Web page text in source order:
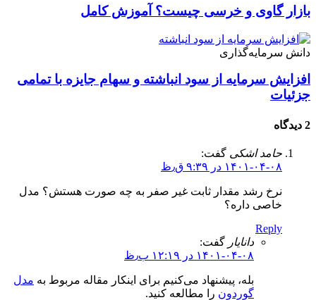
بازار گاوی و خرسی چیست؟ آموزش کامل
دانش سرمایه‌گذاری
افزایش سرمایه از سود انباشته و سهام جایزه با تمامی
جزئیات
2 دیدگاه
حامد اشکی گفت:
۱۴۰۱-۰۴-۰۸ در ۹:۳۹ ق٫ظ
نرخ رشد مقدار ثابت غیر صفر به چه صورت هستش؟ مدل
خاصی داره؟
Reply
دانایار گفت:
۱۴۰۱-۰۴-۰۸ در ۱۲:۱۹ ب٫ظ
بله، پیشنهاد می‌کنیم برای اینکار مقاله مربوط به مدل
گوردون را مطالعه کنید.